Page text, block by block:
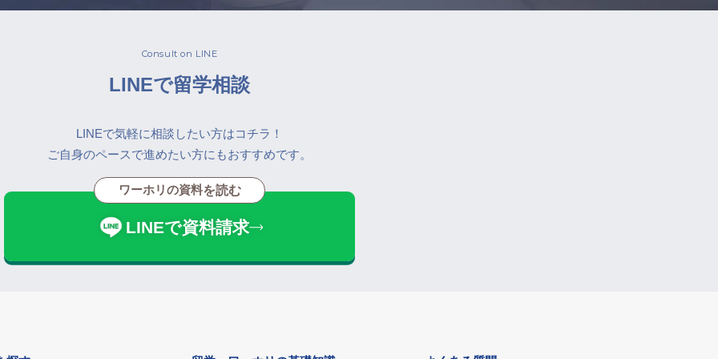
Consult on LINE
LINEで留学相談
LINEで気軽に相談したい方はコチラ！
ご自身のペースで進めたい方にもおすすめです。
ワーホリの資料を読む
LINEで資料請求